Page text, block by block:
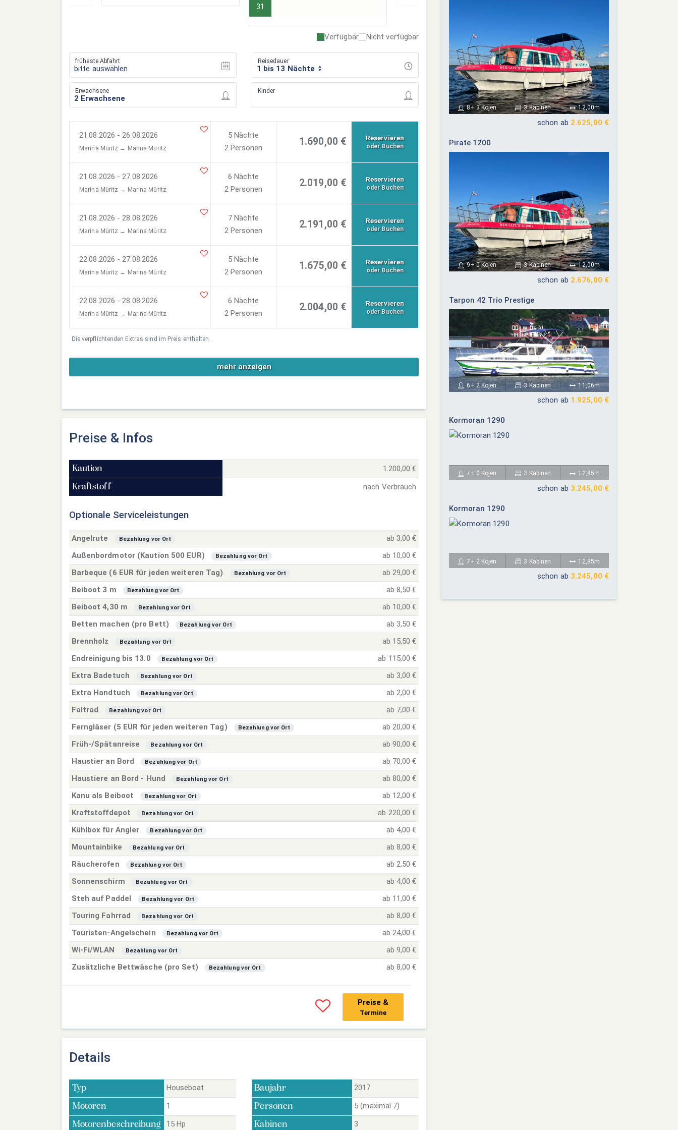
31
Verfügbar Nicht verfügbar
früheste Abfahrt
bitte auswählen
Reisedauer
1 bis 13 Nächte
Erwachsene Kinder
21.08.2026 - 26.08.2026
Marina Müritz → Marina Müritz
5 Nächte
2 Personen
1.690,00 € Reservieren
oder Buchen
21.08.2026 - 27.08.2026
Marina Müritz → Marina Müritz
6 Nächte
2 Personen
2.019,00 € Reservieren
oder Buchen
21.08.2026 - 28.08.2026
Marina Müritz → Marina Müritz
7 Nächte
2 Personen
2.191,00 € Reservieren
oder Buchen
22.08.2026 - 27.08.2026
Marina Müritz → Marina Müritz
5 Nächte
2 Personen
1.675,00 € Reservieren
oder Buchen
22.08.2026 - 28.08.2026
Marina Müritz → Marina Müritz
6 Nächte
2 Personen
2.004,00 € Reservieren
oder Buchen
Die verpflichtenden Extras sind im Preis enthalten.
mehr anzeigen
Preise & Infos
Kaution 1.200,00 €
Kraftstoff nach Verbrauch
Optionale Serviceleistungen
Angelrute Bezahlung vor Ort
ab 3,00 €
Außenbordmotor (Kaution 500 EUR)
Bezahlung vor Ort
ab 10,00 €
Barbeque (6 EUR für jeden weiteren Tag)
Bezahlung vor Ort
ab 29,00 €
Beiboot 3 m
Bezahlung vor Ort
ab 8,50 €
Beiboot 4,30 m
Bezahlung vor Ort
ab 10,00 €
Betten machen (pro Bett)
Bezahlung vor Ort
ab 3,50 €
Brennholz
Bezahlung vor Ort
ab 15,50 €
Endreinigung bis 13.0
Bezahlung vor Ort
ab 115,00 €
Extra Badetuch
Bezahlung vor Ort
ab 3,00 €
Extra Handtuch
Bezahlung vor Ort
ab 2,00 €
Faltrad
Bezahlung vor Ort
ab 7,00 €
Ferngläser (5 EUR für jeden weiteren Tag)
Bezahlung vor Ort
ab 20,00 €
Früh-/Spätanreise
Bezahlung vor Ort
ab 90,00 €
Haustier an Bord
Bezahlung vor Ort
ab 70,00 €
Haustiere an Bord - Hund
Bezahlung vor Ort
ab 80,00 €
Kanu als Beiboot
Bezahlung vor Ort
ab 12,00 €
Kraftstoffdepot
Bezahlung vor Ort
ab 220,00 €
Kühlbox für Angler
Bezahlung vor Ort
ab 4,00 €
Mountainbike
Bezahlung vor Ort
ab 8,00 €
Räucherofen
Bezahlung vor Ort
ab 2,50 €
Sonnenschirm
Bezahlung vor Ort
ab 4,00 €
Steh auf Paddel
Bezahlung vor Ort
ab 11,00 €
Touring Fahrrad
Bezahlung vor Ort
ab 8,00 €
Touristen-Angelschein
Bezahlung vor Ort
ab 24,00 €
Wi-Fi/WLAN
Bezahlung vor Ort
ab 9,00 €
Zusätzliche Bettwäsche (pro Set)
Bezahlung vor Ort ab 8,00 €
Preise &
Termine
Details
Typ Houseboat
Motoren 1
Motorenbeschreibung 15 Hp
Baujahr 2017
Personen 5 (maximal 7)
Kabinen 3
8+ 3 Kojen 3 Kabinen 12,00m
schon ab 2.625,00 €
Pirate 1200
9+ 0 Kojen 3 Kabinen 12,00m
schon ab 2.676,00 €
Tarpon 42 Trio Prestige
6+ 2 Kojen 3 Kabinen 11,06m
schon ab 1.925,00 €
Kormoran 1290
7+ 0 Kojen 3 Kabinen 12,85m
schon ab 3.245,00 €
Kormoran 1290
7+ 2 Kojen 3 Kabinen 12,85m
schon ab 3.245,00 €